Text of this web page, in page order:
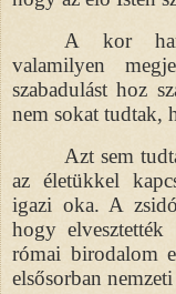
A kor
valamilyen
szabadulást hoz
nem sokat tudtak,
Azt sem
az életükkel
igazi oka. A
hogy elvesztették
római birodalom
elsősorban